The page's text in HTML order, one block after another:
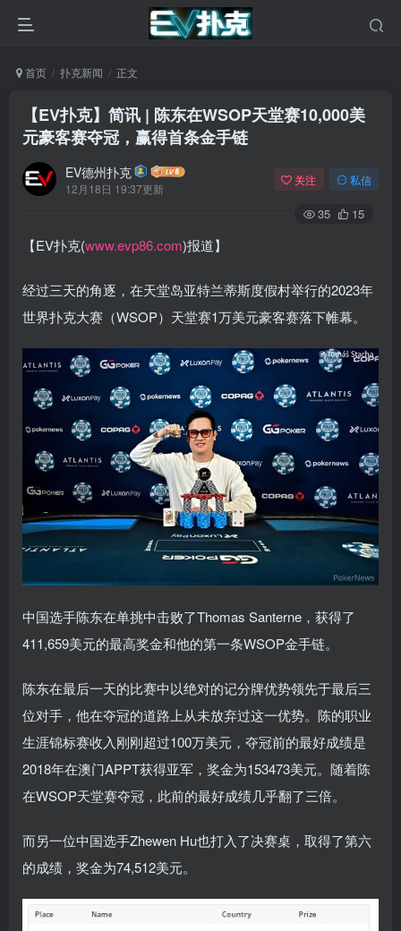
首页 扑克新闻 正文
【EV扑克】简讯 | 陈东在WSOP天堂赛10,000美
元豪客赛夺冠，赢得首条金手链
EV德州扑克
12月18日 19:37更新
关注 私信
35 15
【EV扑克(www.evp86.com)报道】
经过三天的角逐，在天堂岛亚特兰蒂斯度假村举行的2023年
世界扑克大赛（WSOP）天堂赛1万美元豪客赛落下帷幕。
中国选手陈东在单挑中击败了Thomas Santerne，获得了
411,659美元的最高奖金和他的第一条WSOP金手链。
陈东在最后一天的比赛中以绝对的记分牌优势领先于最后三
位对手，他在夺冠的道路上从未放弃过这一优势。陈的职业
生涯锦标赛收入刚刚超过100万美元，夺冠前的最好成绩是
2018年在澳门APPT获得亚军，奖金为153473美元。随着陈
在WSOP天堂赛夺冠，此前的最好成绩几乎翻了三倍。
而另一位中国选手Zhewen Hu也打入了决赛桌，取得了第六
的成绩，奖金为74,512美元。